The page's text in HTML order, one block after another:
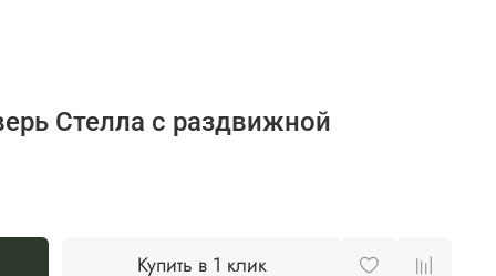
Стелла с раздвижной
Купить в 1 клик